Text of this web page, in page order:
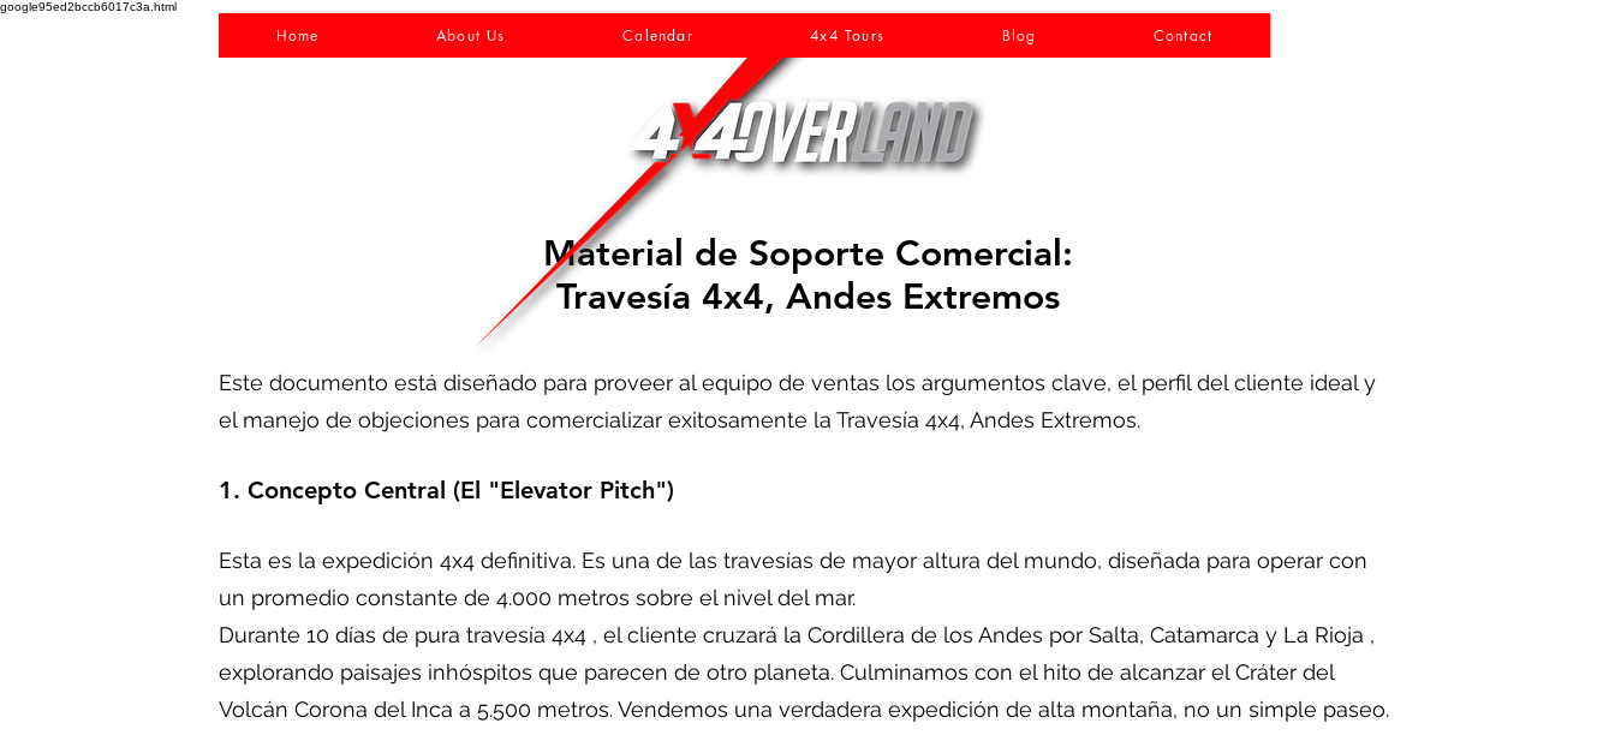
google95ed2bccb6017c3a.html
Home About Us Calendar 4x4 Tours Blog Contact
Material de Soporte Comercial:
Travesía 4x4, Andes Extremos
Este documento está diseñado para proveer al equipo de ventas los argumentos clave, el perfil del cliente ideal y
el manejo de objeciones para comercializar exitosamente la Travesía 4x4, Andes Extremos.
1. Concepto Central (El "Elevator Pitch")
Esta es la expedición 4x4 definitiva. Es una de las travesías de mayor altura del mundo, diseñada para operar con
un promedio constante de 4.000 metros sobre el nivel del mar.
Durante 10 días de pura travesía 4x4 , el cliente cruzará la Cordillera de los Andes por Salta, Catamarca y La Rioja ,
explorando paisajes inhóspitos que parecen de otro planeta. Culminamos con el hito de alcanzar el Cráter del
Volcán Corona del Inca a 5.500 metros. Vendemos una verdadera expedición de alta montaña, no un simple paseo.